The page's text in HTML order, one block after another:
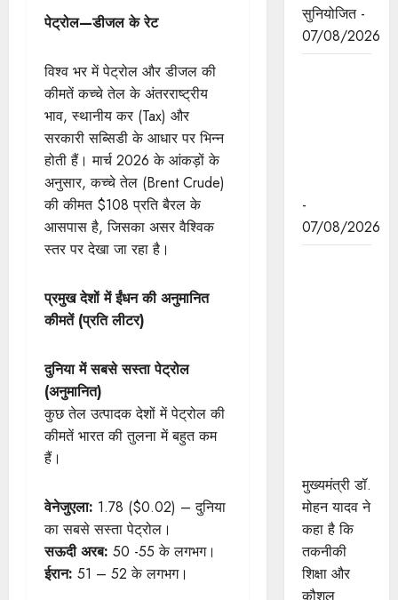
पेट्रोल—डीजल के रेट
विश्व भर में पेट्रोल और डीजल की
कीमतें कच्चे तेल के अंतरराष्ट्रीय
भाव, स्थानीय कर (Tax) और
सरकारी सब्सिडी के आधार पर भिन्न
होती हैं। मार्च 2026 के आंकड़ों के
अनुसार, कच्चे तेल (Brent Crude)
की कीमत $108 प्रति बैरल के
आसपास है, जिसका असर वैश्विक
स्तर पर देखा जा रहा है।
प्रमुख देशों में ईंधन की अनुमानित
कीमतें (प्रति लीटर)
दुनिया में सबसे सस्ता पेट्रोल
(अनुमानित)
कुछ तेल उत्पादक देशों में पेट्रोल की
कीमतें भारत की तुलना में बहुत कम
हैं।
वेनेजुएला: 1.78 ($0.02) – दुनिया
का सबसे सस्ता पेट्रोल।
सऊदी अरब: 50 -55 के लगभग।
ईरान: 51 – 52 के लगभग।
सुनियोजित -
07/08/2026
-
07/08/2026
मुख्यमंत्री डॉ.
मोहन यादव ने
कहा है कि
तकनीकी
शिक्षा और